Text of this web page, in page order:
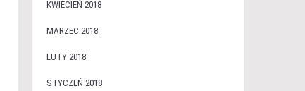
KWIECIEŃ 2018
MARZEC 2018
LUTY 2018
STYCZEŃ 2018